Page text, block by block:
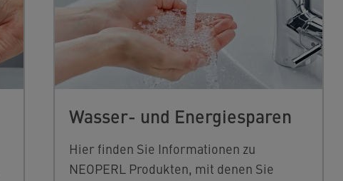
Wasser- und Energiesparen
Hier finden Sie Informationen zu
NEOPERL Produkten, mit denen Sie